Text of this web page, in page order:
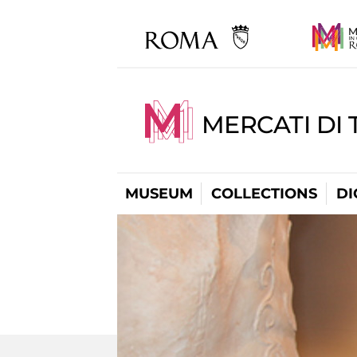
MERCATI DI
MUSEUM COLLECTIONS